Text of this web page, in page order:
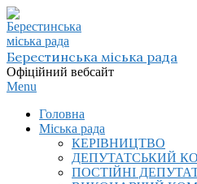
Skip
to
content
Берестинська міська рада
Офіційний вебсайт
Primary
Menu
Menu
Головна
Міська рада
КЕРІВНИЦТВО
ДЕПУТАТСЬКИЙ
ПОСТІЙНІ